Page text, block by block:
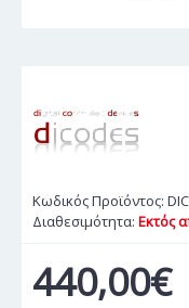
Κωδικός Προϊόντος:
Διαθεσιμότητα: Εκτός
440,00€